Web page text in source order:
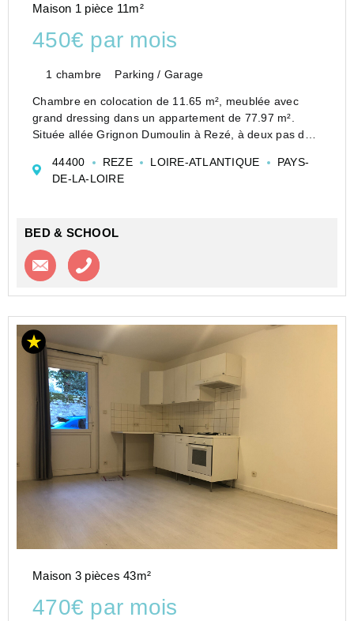
Maison 1 pièce 11m²
450€ par mois
1 chambre Parking / Garage
Chambre en colocation de 11.65 m², meublée avec
grand dressing dans un appartement de 77.97 m².
Située allée Grignon Dumoulin à Rezé, à deux pas des
La maison se compose :
- d'une pièce de vie
44400 REZE LOIRE-ATLANTIQUE
PAYS-
DE-LA-LOIRE
BED & SCHOOL
Contacter l'agence
Maison 3 pièces 43m²
470€ par mois